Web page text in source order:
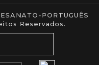
PORTUGUÊS
Reservados.